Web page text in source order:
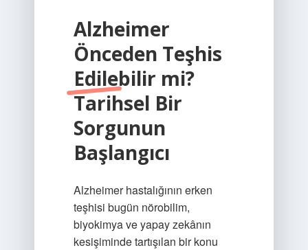
Alzheimer
Önceden Teşhis
Edilebilir mi?
Tarihsel Bir
Sorgunun
Başlangıcı
Alzheimer hastalığının erken
teşhisi bugün nörobilim,
biyokimya ve yapay zekânın
kesişiminde tartışılan bir konu